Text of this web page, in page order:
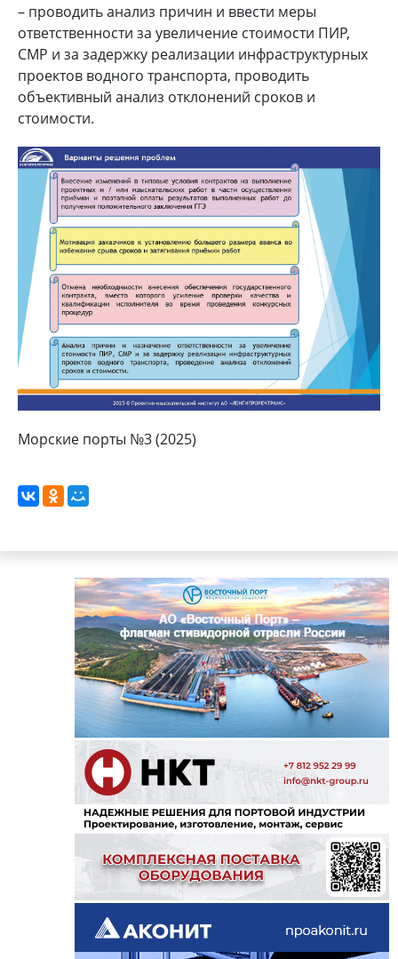
– проводить анализ причин и ввести меры
ответственности за увеличение стоимости ПИР,
СМР и за задержку реализации инфраструктурных
проектов водного транспорта, проводить
объективный анализ отклонений сроков и
стоимости.
Морские порты №3 (2025)